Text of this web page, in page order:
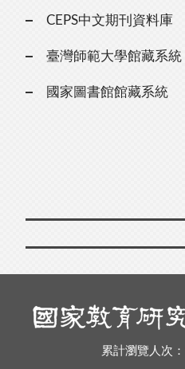
CEPS中文期刊資料庫
臺灣師範大學館藏系統
國家圖書館館藏系統
累計瀏覽人次：